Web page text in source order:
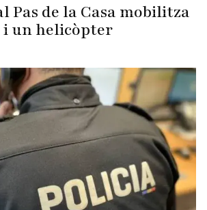
Pas de la Casa mobilitza
i un helicòpter